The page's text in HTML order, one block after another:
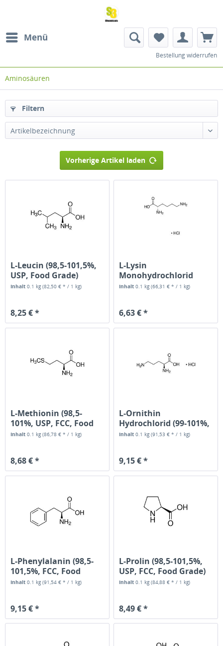
Menü
Bestellung widerrufen
Aminosäuren
Filtern
Artikelbezeichnung
Vorherige Artikel laden
L-Leucin (98,5-101,5%,
USP, Food Grade)
Inhalt0.1 kg(82,50 € * / 1 kg)
8,25 € *
L-Lysin
Monohydrochlorid
(98,5-101,5%, USP,...
Inhalt0.1 kg(66,31 € * / 1 kg)
6,63 € *
L-Methionin (98,5-
101%, USP, FCC, Food
Grade)
Inhalt0.1 kg(86,78 € * / 1 kg)
8,68 € *
L-Ornithin
Hydrochlorid (99-101%,
AJI, Food Grade)
Inhalt0.1 kg(91,53 € * / 1 kg)
9,15 € *
L-Phenylalanin (98,5-
101,5%, FCC, Food
Grade)
Inhalt0.1 kg(91,54 € * / 1 kg)
9,15 € *
L-Prolin (98,5-101,5%,
USP, FCC, Food Grade)
Inhalt0.1 kg(84,88 € * / 1 kg)
8,49 € *